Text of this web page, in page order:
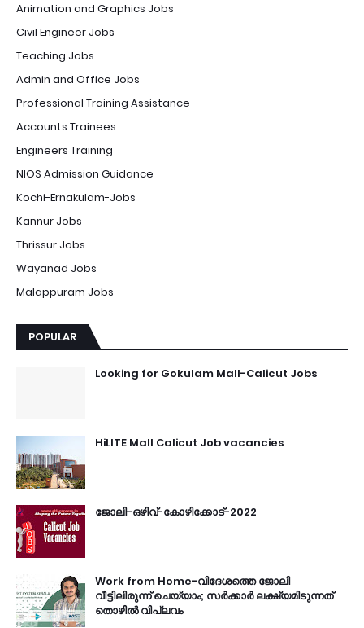
Animation and Graphics Jobs
Civil Engineer Jobs
Teaching Jobs
Admin and Office Jobs
Professional Training Assistance
Accounts Trainees
Engineers Training
NIOS Admission Guidance
Kochi-Ernakulam-Jobs
Kannur Jobs
Thrissur Jobs
Wayanad Jobs
Malappuram Jobs
POPULAR
Looking for Gokulam Mall-Calicut Jobs
HiLITE Mall Calicut Job vacancies
ജോലി-ഒഴിവ്-കോഴിക്കോട്-2022
Work from Home-വിദേശത്തെ ജോലി
വീട്ടിലിരുന്ന് ചെയ്യാം; സർക്കാർ ലക്ഷ്യമിടുന്നത്
തൊഴിൽ വിപ്ലവം